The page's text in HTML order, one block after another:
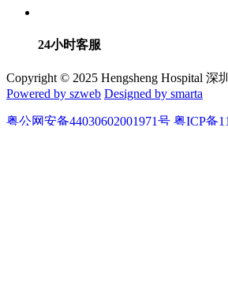
24小时客服
Copyright © 2025 Hengsheng Hospital
Powered by szweb Designed by smarta
粤公网安备44030602001971号 粤ICP备